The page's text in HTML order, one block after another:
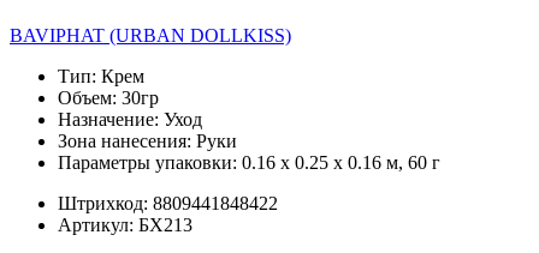
BAVIPHAT (URBAN DOLLKISS)
Тип: Крем
Объем: 30гр
Назначение: Уход
Зона нанесения: Руки
Параметры упаковки: 0.16 x 0.25 x 0.16 м, 60 г
Штрихкод: 8809441848422
Артикул: БХ213